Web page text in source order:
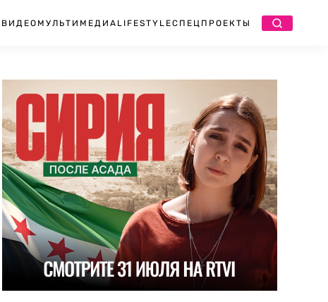
ВИДЕО МУЛЬТИМЕДИА LIFESTYLEСПЕЦПРОЕКТЫ